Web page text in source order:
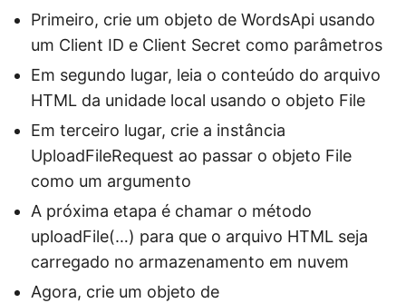
Primeiro, crie um objeto de WordsApi usando
um Client ID e Client Secret como parâmetros
Em segundo lugar, leia o conteúdo do arquivo
HTML da unidade local usando o objeto File
Em terceiro lugar, crie a instância
UploadFileRequest ao passar o objeto File
como um argumento
A próxima etapa é chamar o método
uploadFile(…) para que o arquivo HTML seja
carregado no armazenamento em nuvem
Agora, crie um objeto de